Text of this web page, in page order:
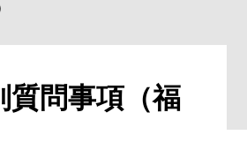
質問事項（福